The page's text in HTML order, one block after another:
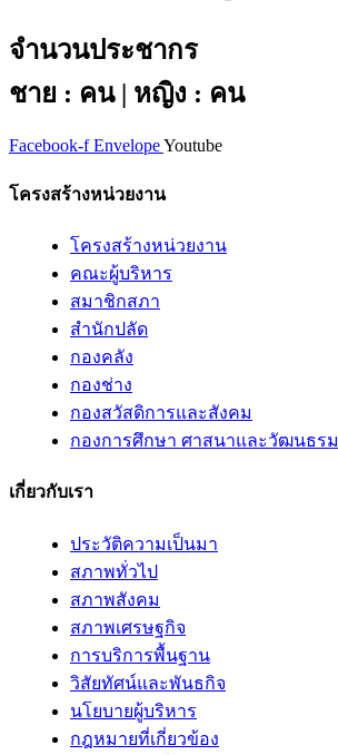
จำนวนประชากร
ชาย : คน | หญิง : คน
Facebook-f EnvelopeYoutube
โครงสร้างหน่วยงาน
โครงสร้างหน่วยงาน
คณะผู้บริหาร
สมาชิกสภา
สำนักปลัด
กองคลัง
กองช่าง
กองสวัสดิการและสังคม
กองการศึกษา ศาสนาและวัฒนธรม
เกี่ยวกับเรา
ประวัติความเป็นมา
สภาพทั่วไป
สภาพสังคม
สภาพเศรษฐกิจ
การบริการพื้นฐาน
วิสัยทัศน์และพันธกิจ
นโยบายผู้บริหาร
กฎหมายที่เกี่ยวข้อง